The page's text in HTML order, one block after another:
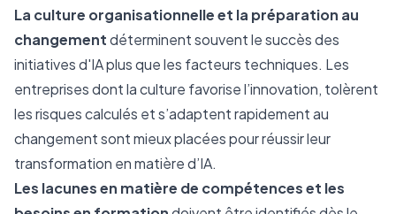
La culture organisationnelle et la préparation au
changementdéterminent souvent le succès des
initiatives d'IA plus que les facteurs techniques. Les
entreprises dont la culture favorise l’innovation, tolèrent
les risques calculés et s’adaptent rapidement au
changement sont mieux placées pour réussir leur
transformation en matière d’IA.
Les lacunes en matière de compétences et les